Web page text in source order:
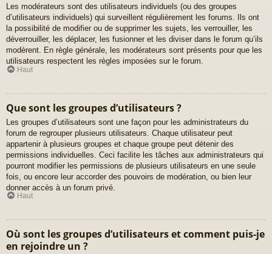
Les modérateurs sont des utilisateurs individuels (ou des groupes
d’utilisateurs individuels) qui surveillent régulièrement les forums. Ils ont
la possibilité de modifier ou de supprimer les sujets, les verrouiller, les
déverrouiller, les déplacer, les fusionner et les diviser dans le forum qu’ils
modèrent. En règle générale, les modérateurs sont présents pour que les
utilisateurs respectent les règles imposées sur le forum.
Haut
Que sont les groupes d’utilisateurs ?
Les groupes d’utilisateurs sont une façon pour les administrateurs du
forum de regrouper plusieurs utilisateurs. Chaque utilisateur peut
appartenir à plusieurs groupes et chaque groupe peut détenir des
permissions individuelles. Ceci facilite les tâches aux administrateurs qui
pourront modifier les permissions de plusieurs utilisateurs en une seule
fois, ou encore leur accorder des pouvoirs de modération, ou bien leur
donner accès à un forum privé.
Haut
Où sont les groupes d’utilisateurs et comment puis-je
en rejoindre un ?